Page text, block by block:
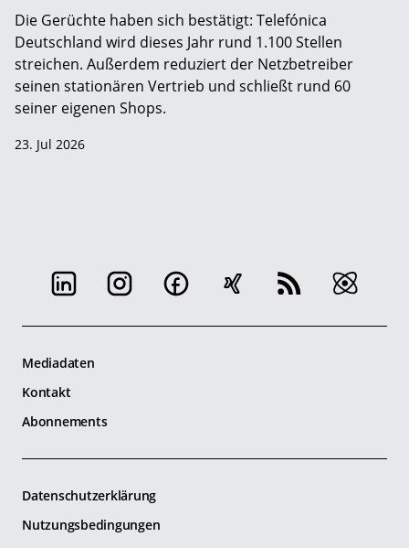
Die Gerüchte haben sich bestätigt: Telefónica
Deutschland wird dieses Jahr rund 1.100 Stellen
streichen. Außerdem reduziert der Netzbetreiber
seinen stationären Vertrieb und schließt rund 60
seiner eigenen Shops.
23. Jul 2026
Mediadaten
Kontakt
Abonnements
Datenschutzerklärung
Nutzungsbedingungen